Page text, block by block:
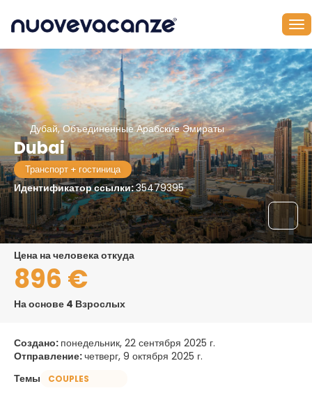
Дубай, Объединенные Арабские Эмираты
Dubai
Транспорт + гостиница
Идентификатор ссылки:35479395
цена на человека откуда
896 €
На основе 4 Взрослых
Создано: понедельник, 22 сентября 2025 г.
Отправление:четверг, 9 октября 2025 г.
Темы
COUPLES